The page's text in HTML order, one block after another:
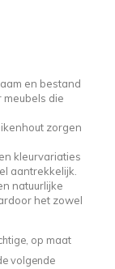
en bestand
die
zorgen
kleurvariaties
aantrekkelijk.
natuurlijke
het zowel
op maat
volgende